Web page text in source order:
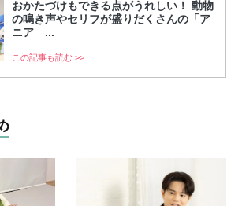
おかたづけもできる点がうれしい！ 動物
の鳴き声やセリフが盛りだくさんの「ア
ニア ...
この記事も読む >>